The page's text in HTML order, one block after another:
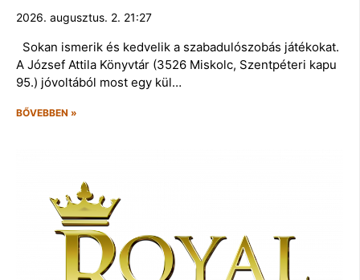
2026. augusztus. 2. 21:27
Sokan ismerik és kedvelik a szabadulószobás játékokat.
A József Attila Könyvtár (3526 Miskolc, Szentpéteri kapu
95.) jóvoltából most egy kül…
BŐVEBBEN »